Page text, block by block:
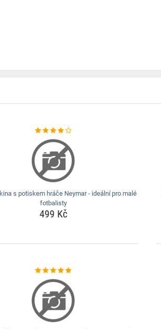
s potiskem hráče Neymar - ideální pro malé
fotbalisty
499 Kč